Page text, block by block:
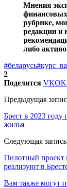
Мнения
рубрике,
редакции и
либо
#беларусь
2
Поделится VK
Предыдущая
Брест в 2023 году
жилья
Следующая запись
Пилотный проект
реализуют в
Вам также могут